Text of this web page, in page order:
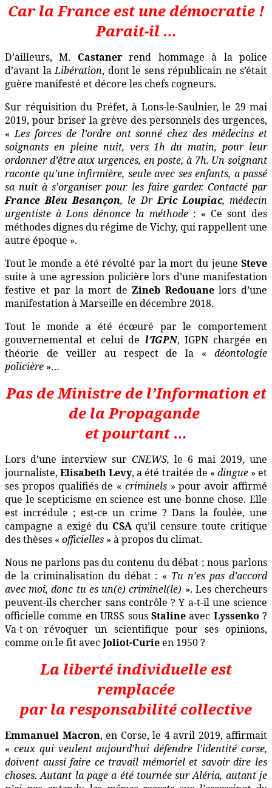
Carla France est une démocratie !
Parait-il …
D’ailleurs, M. Castanerrend hommage à la police
d’avant laLibération, dont le sens républicain ne s’était
guère manifesté et décore les chefs cogneurs.
Sur réquisition du Préfet, à Lons-le-Saulnier, le 29 mai
2019, pour briser la grève des personnels des urgences,
«Les forces de l’ordre ont sonné chez des médecins et
soignants en pleine nuit, vers 1h du matin, pour leur
ordonner d’être aux urgences, en poste, à 7h. Un soignant
raconte qu’une infirmière, seule avec ses enfants, a passé
sa nuit à s’organiser pour les faire garder. Contacté par
France Bleu Besançon, le DrEric Loupiac, médecin
urgentiste à Lons dénonce la méthode: « Ce sont des
méthodes dignes du régime de Vichy, qui rappellent une
autre époque ».
Tout le monde a été révolté par la mort du jeune Steve
suite à une agression policière lors d’une manifestation
festive et par la mort deZineb Redouanelors d’une
manifestation à Marseille en décembre 2018.
Tout le monde a été écœuré par le comportement
gouvernemental et celui de l’IGPN, IGPN chargée en
théorie de veiller au respect de la « déontologie
policière »…
Pas de Ministre de l’Information et
de la Propagande
et pourtant …
Lors d’une interview sur CNEWS, le 6 mai 2019, une
journaliste,Elisabeth Levy, a été traitée de « dingue» et
ses propos qualifiés de « criminels» pour avoir affirmé
que le scepticisme en science est une bonne chose. Elle
est incrédule ; est-ce un crime ? Dans la foulée, une
campagne a exigé du CSAqu’il censure toute critique
des thèses « officielles » à propos du climat.
Nous ne parlons pas du contenu du débat ; nous parlons
de la criminalisation du débat : « Tu n’es pas d’accord
avec moi, donc tu es un(e) criminel(le) ». Les chercheurs
peuvent-ils chercher sans contrôle ? Y a-t-il une science
officielle comme en URSS sous Stalineavec Lyssenko ?
Va-t-on révoquer un scientifique pour ses opinions,
comme on le fit avecJoliot-Curieen 1950 ?
La liberté individuelle est
remplacée
par la responsabilité collective
Emmanuel Macron, en Corse, le 4 avril 2019, affirmait
« ceux qui veulent aujourd’hui défendre l’identité corse,
doivent aussi faire ce travail mémoriel et savoir dire les
choses. Autant la page a été tournée sur Aléria, autant je